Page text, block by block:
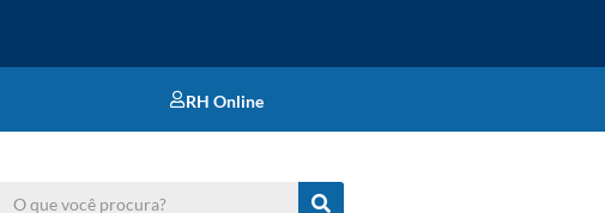
RH Online